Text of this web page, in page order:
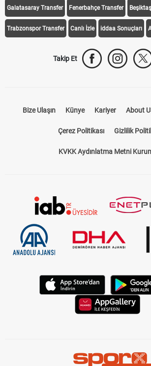
Galatasaray Transfer Fenerbahçe Transfer
Trabzonspor Transfer Canlı İzle iddaa Sonuçları
Takip Et
Bize Ulaşın Künye Kariyer About
Çerez Politikası Gizlilik
KVKK Aydınlatma Metni